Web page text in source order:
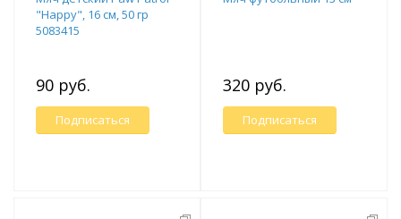
"Happy", 16 см, 50 гр
5083415
90 руб.
Подписаться
320 руб.
Подписаться